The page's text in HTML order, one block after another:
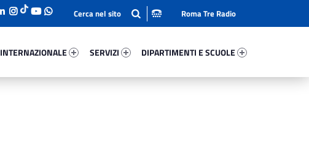
INTERNAZIONALE
SERVIZI
DIPARTIMENTI E SCUOLE
Roma Tre Radio